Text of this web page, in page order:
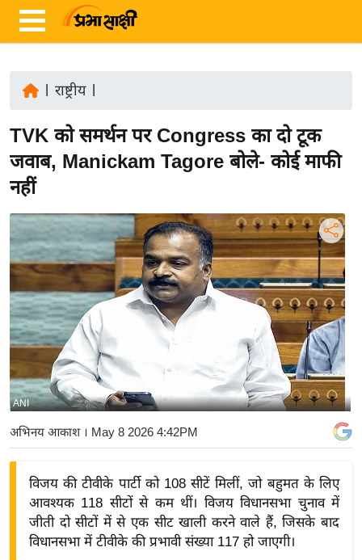
ज़ा
ख
र
रा
ष्ट्री
य
अं
त
र्रा
ष्ट्री
य
बि
ज़
ने
द्यो
राष्ट्रीय|
TVK को समर्थन पर Congress का दो टूक
जवाब, Manickam Tagore बोले- कोई माफी
नहीं
ANI
अभिनय आकाश। May 8 2026 4:42PM
विजय की टीवीके पार्टी को 108 सीटें मिलीं, जो बहुमत के लिए
आवश्यक 118 सीटों से कम थीं। विजय विधानसभा चुनाव में
जीती दो सीटों में से एक सीट खाली करने वाले हैं, जिसके बाद
विधानसभा में टीवीके की प्रभावी संख्या 117 हो जाएगी।